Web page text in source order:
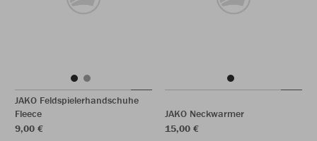
JAKO Feldspielerhandschuhe
Fleece
9,00 €
JAKO Neckwarmer
15,00 €